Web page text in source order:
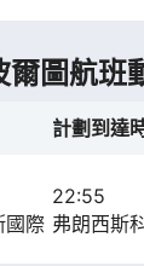
爾圖航
計劃到達
國際
22:55
弗朗西斯